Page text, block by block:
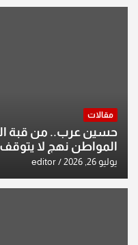
مقالات
حسين عرب.. من قبة
المواطن نهج لا
يوليو 26, 2026 editor